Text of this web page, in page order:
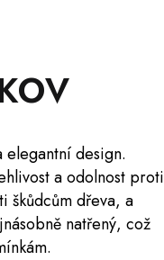
design.
a odolnost proti
škůdcům dřeva, a
natřený, což